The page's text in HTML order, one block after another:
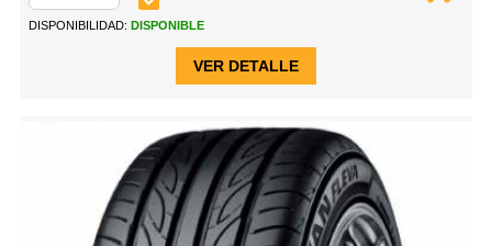
DISPONIBILIDAD: DISPONIBLE
VER DETALLE